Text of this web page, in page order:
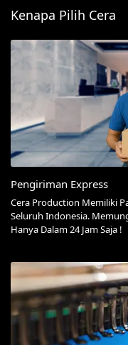
Kenapa Pilih Cera
Pengiriman Express
Cera Production Memiliki
Seluruh Indonesia.
Hanya Dalam 24 Jam Saja !